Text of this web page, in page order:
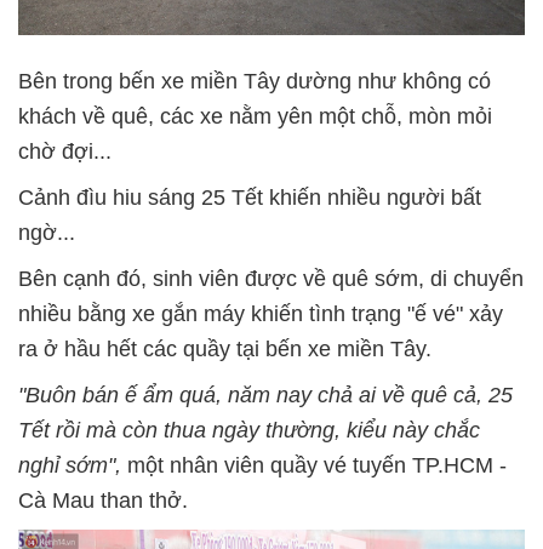
Bên trong bến xe miền Tây dường như không có
khách về quê, các xe nằm yên một chỗ, mòn mỏi
chờ đợi...
Cảnh đìu hiu sáng 25 Tết khiến nhiều người bất
ngờ...
Bên cạnh đó, sinh viên được về quê sớm, di chuyển
nhiều bằng xe gắn máy khiến tình trạng "ế vé" xảy
ra ở hầu hết các quầy tại bến xe miền Tây.
"Buôn bán ế ẩm quá, năm nay chả ai về quê cả, 25
Tết rồi mà còn thua ngày thường, kiểu này chắc
nghỉ sớm", một nhân viên quầy vé tuyến TP.HCM -
Cà Mau than thở.